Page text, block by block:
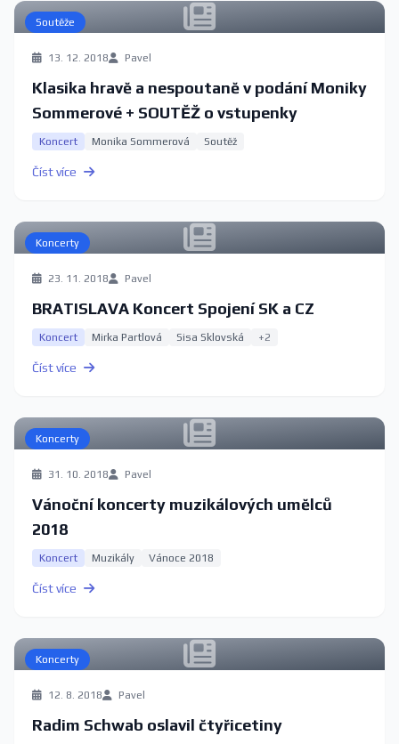
Soutěže
13. 12. 2018 Pavel
Klasika hravě a nespoutaně v podání Moniky
Sommerové + SOUTĚŽ o vstupenky
Koncert Monika Sommerová Soutěž
Číst více
Koncerty
23. 11. 2018 Pavel
BRATISLAVA Koncert Spojení SK a CZ
Koncert Mirka Partlová Sisa Sklovská +2
Číst více
Koncerty
31. 10. 2018 Pavel
Vánoční koncerty muzikálových umělců
2018
Koncert Muzikály Vánoce 2018
Číst více
Koncerty
12. 8. 2018 Pavel
Radim Schwab oslavil čtyřicetiny